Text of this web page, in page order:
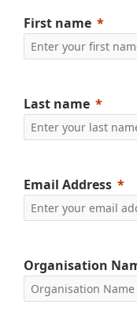
First name
Last name
Email Address
Organisation